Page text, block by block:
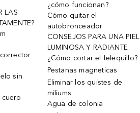
LAS
sin
cuero
¿cómo funcionan?
Cómo quitar el
autobronceador
CONSEJOS PARA UNA PIEL
LUMINOSA Y RADIANTE
¿Cómo cortar el felequillo?
Pestanas magneticas
Eliminar los quistes de
miliums
Agua de colonia